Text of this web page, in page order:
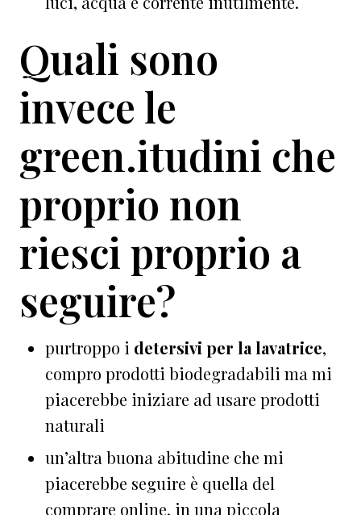
Quali sono
invece le
green.itudini che
proprio non
riesci proprio a
seguire?
purtroppo i detersivi per la lavatrice,
compro prodotti biodegradabili ma mi
piacerebbe iniziare ad usare prodotti
naturali
un’altra buona abitudine che mi
piacerebbe seguire è quella del
comprare online, in una piccola